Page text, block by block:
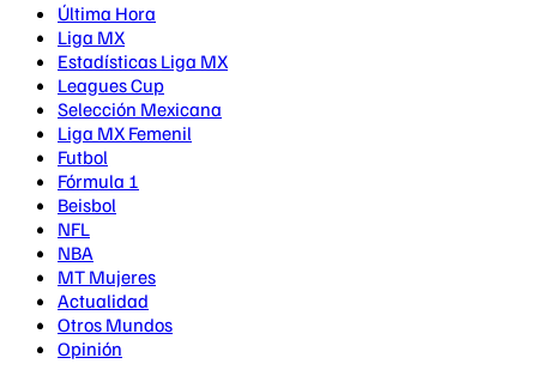
Última Hora
Liga MX
Estadísticas Liga MX
Leagues Cup
Selección Mexicana
Liga MX Femenil
Futbol
Fórmula 1
Beisbol
NFL
NBA
MT Mujeres
Actualidad
Otros Mundos
Opinión